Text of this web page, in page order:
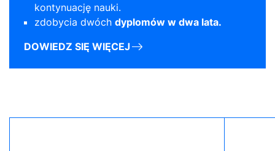
kontynuację nauki.
zdobycia dwóch dyplomów w dwa lata.
DOWIEDZ SIĘ WIĘCEJ